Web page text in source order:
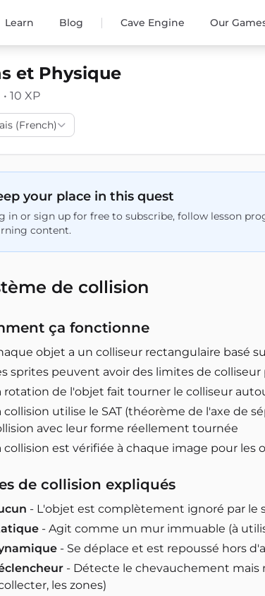
Learn Blog | Cave Engine Our
et Physique
10 XP
(French)
your place in this quest
in or sign up for free to subscribe, follow lesson
content.
de collision
ça fonctionne
objet a un colliseur rectangulaire basé
sprites peuvent avoir des limites de
rotation de l'objet fait tourner le colliseur
collision utilise le SAT (théorème de l'axe de
avec leur forme réellement tournée
collision est vérifiée à chaque image pour les
de collision expliqués
- L'objet est complètement ignoré par le
- Agit comme un mur immuable (à
- Se déplace et est repoussé hors
- Détecte le chevauchement mais
les zones)